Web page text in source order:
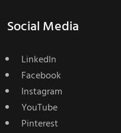
Social Media
LinkedIn
Facebook
Instagram
YouTube
Pinterest